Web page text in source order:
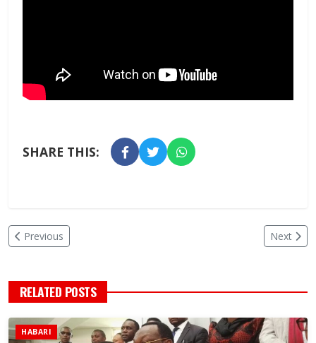
SHARE THIS:
Previous Next
RELATED POSTS
HABARI